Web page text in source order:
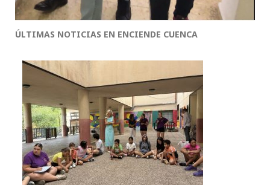
ÚLTIMAS NOTICIAS EN ENCIENDE CUENCA